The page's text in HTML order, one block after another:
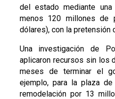
del estado mediante
menos 120 millones de
dólares), con la pretensión
Una investigación de
aplicaron recursos sin los
meses de terminar el
ejemplo, para la plaza
remodelación por 13